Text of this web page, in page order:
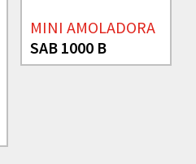
MINI AMOLADORA
SAB 1000 B